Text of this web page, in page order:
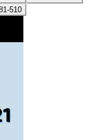
510